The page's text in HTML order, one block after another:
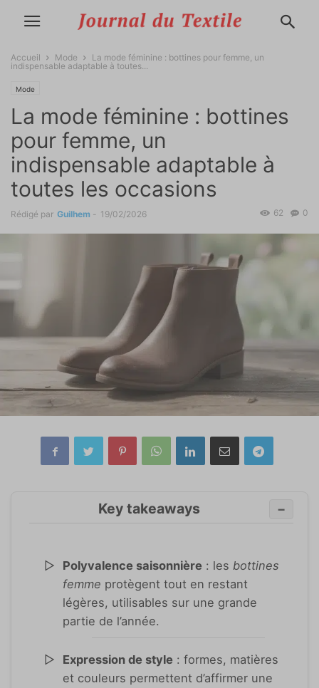
Accueil Mode
La mode féminine : bottines pour femme, un
indispensable adaptable à toutes...
Mode
La mode féminine : bottines
pour femme, un
indispensable adaptable à
toutes les occasions
Rédigé par Guilhem - 19/02/2026 0
62
Key takeaways −
Polyvalence saisonnière : lesbottines
femme protègent tout en restant
légères, utilisables sur une grande
partie de l’année.
Expression de style : formes, matières
et couleurs permettent d’affirmer une